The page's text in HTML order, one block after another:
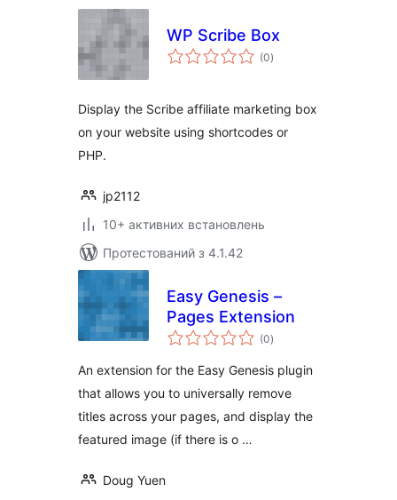
WP Scribe Box
(0загальний
рейтинг
)
Display the Scribe affiliate marketing box
on your website using shortcodes or
PHP.
jp2112
10+ активних встановлень
Протестований з 4.1.42
Easy Genesis –
Pages Extension
(0загальний
рейтинг
)
An extension for the Easy Genesis plugin
that allows you to universally remove
titles across your pages, and display the
featured image (if there is o …
Doug Yuen